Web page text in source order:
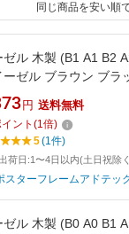
同じ商品を安い順
ゼル 木製 (B1 A1 B2
ーゼル ブラウン ブラ
脚 台 パネルスタンド
スタンド おしゃれ ポ
チレンボード メニュ
円 送料無料
ント (1倍)
5(1件)
荷日:1〜4日以内(土日祝除
スターフレームアドテッ
ゼル 木製 (B0 A0 B1